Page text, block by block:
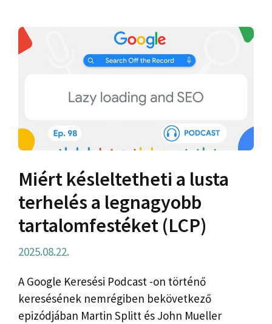
Miért késleltetheti a lusta
terhelés a legnagyobb
tartalomfestéket (LCP)
2025.08.22.
A Google Keresési Podcast -on történő
keresésének nemrégiben bekövetkező
epizódjában Martin Splitt és John Mueller